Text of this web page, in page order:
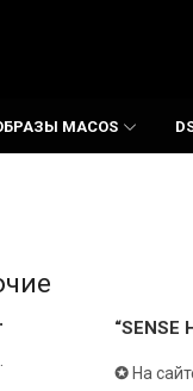
MACOS
“SENSE
✪ На